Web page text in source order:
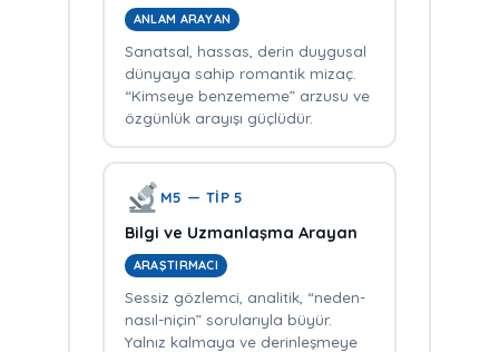
ANLAM ARAYAN
Sanatsal, hassas, derin duygusal
dünyaya sahip romantik mizaç.
“Kimseye benzememe” arzusu ve
özgünlük arayışı güçlüdür.
M5 — TİP 5
Bilgi ve Uzmanlaşma Arayan
ARAŞTIRMACI
Sessiz gözlemci, analitik, “neden-
nasıl-niçin” sorularıyla büyür.
Yalnız kalmaya ve derinleşmeye